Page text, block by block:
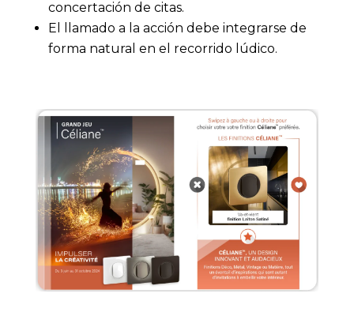
concertación de citas.
El llamado a la acción debe integrarse de
forma natural en el recorrido lúdico.